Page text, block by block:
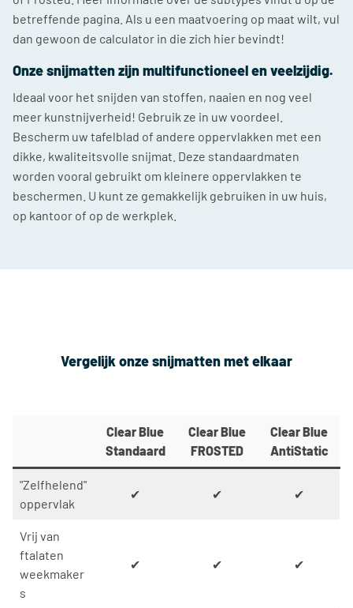
betreffende pagina. Als u een maatvoering op maat wilt, vul
dan gewoon de calculator in die zich hier bevindt!
Onze snijmatten zijn multifunctioneel en veelzijdig.
Ideaal voor het snijden van stoffen, naaien en nog veel
meer kunstnijverheid! Gebruik ze in uw voordeel.
Bescherm uw tafelblad of andere oppervlakken met een
dikke, kwaliteitsvolle snijmat. Deze standaardmaten
worden vooral gebruikt om kleinere oppervlakken te
beschermen. U kunt ze gemakkelijk gebruiken in uw huis,
op kantoor of op de werkplek.
Vergelijk onze snijmatten met elkaar
Clear Blue
Standaard
Clear Blue
FROSTED
Clear Blue
AntiStatic
"Zelfhelend"
oppervlak
✔ ✔ ✔
Vrij van
ftalaten
weekmaker
s
✔ ✔ ✔